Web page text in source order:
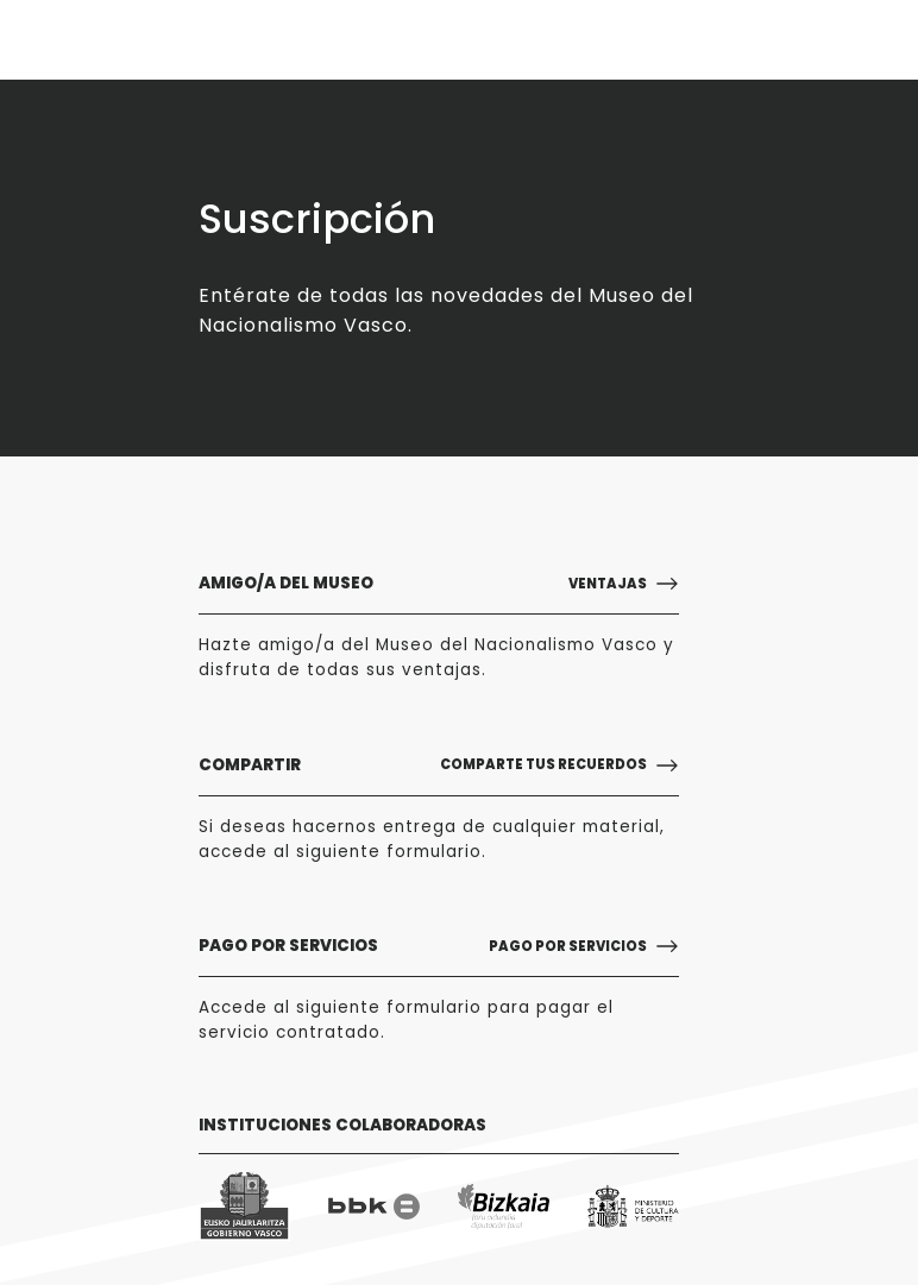
Suscripción
Entérate de todas las novedades del Museo del
Nacionalismo Vasco.
AMIGO/A DEL MUSEO VENTAJAS
Hazte amigo/a del Museo del Nacionalismo Vasco y
disfruta de todas sus ventajas.
COMPARTIR COMPARTE TUS RECUERDOS
Si deseas hacernos entrega de cualquier material,
accede al siguiente formulario.
PAGO POR SERVICIOS PAGO POR SERVICIOS
Accede al siguiente formulario para pagar el
servicio contratado.
INSTITUCIONES COLABORADORAS